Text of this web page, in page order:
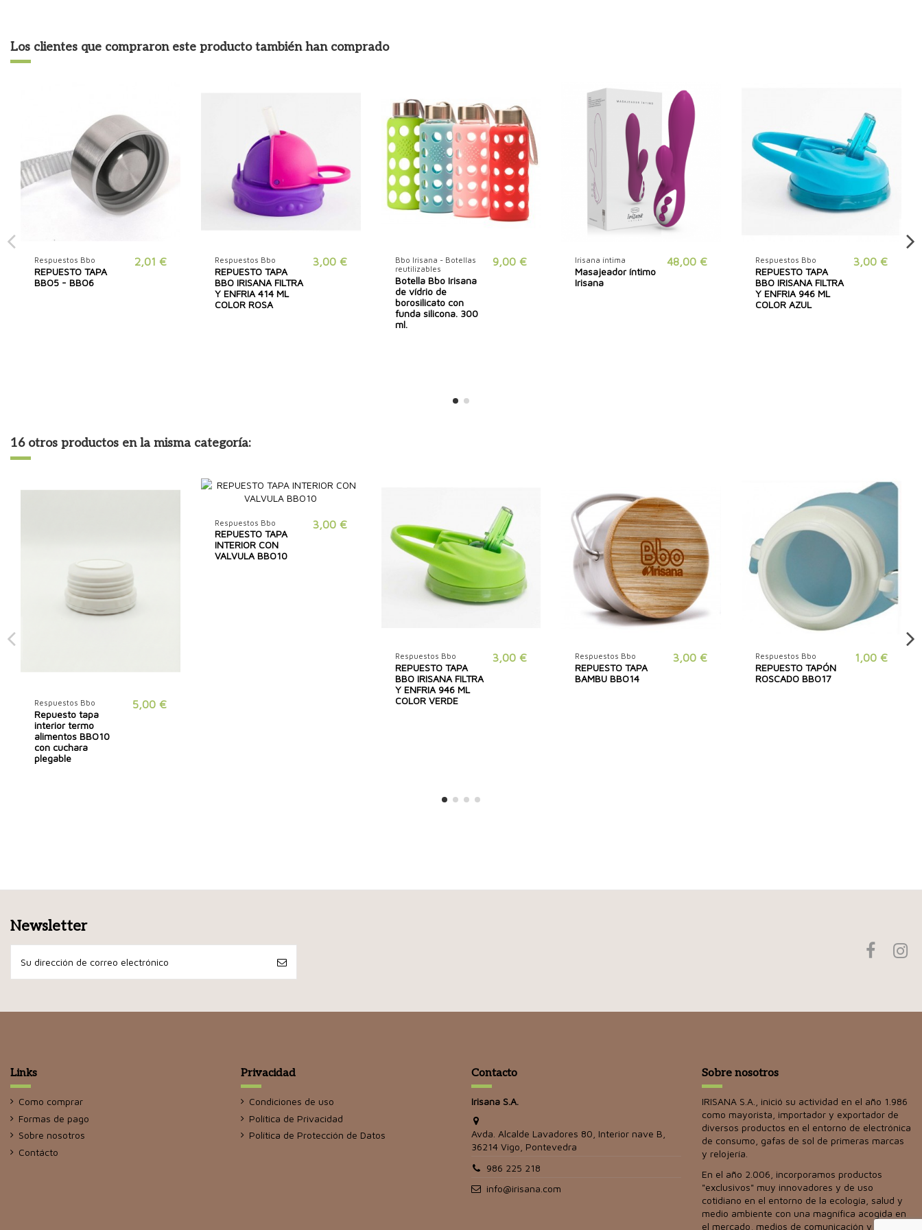
Los clientes que compraron este producto también han comprado
Respuestos Bbo
REPUESTO TAPA
BBO5 - BBO6
2,01 € Respuestos Bbo
REPUESTO TAPA
BBO IRISANA FILTRA
Y ENFRIA 414 ML
COLOR ROSA
3,00 €
Bbo Irisana - Botellas
reutilizables
Botella Bbo Irisana
de vídrio de
borosilicato con
funda silicona. 300
ml.
9,00 € Irisana íntima
Masajeador íntimo
Irisana
48,00 € Respuestos Bbo
REPUESTO TAPA
BBO IRISANA FILTRA
Y ENFRIA 946 ML
COLOR AZUL
3,00 €
16 otros productos en la misma categoría:
Respuestos Bbo
Repuesto tapa
interior termo
alimentos BBO10
con cuchara
plegable
5,00 €
Respuestos Bbo
REPUESTO TAPA
INTERIOR CON
VALVULA BBO10
3,00 €
Respuestos Bbo
REPUESTO TAPA
BBO IRISANA FILTRA
Y ENFRIA 946 ML
COLOR VERDE
3,00 € Respuestos Bbo
REPUESTO TAPA
BAMBU BBO14
3,00 € Respuestos Bbo
REPUESTO TAPÓN
ROSCADO BBO17
1,00 €
Newsletter
Links
Como comprar
Formas de pago
Sobre nosotros
Contácto
Privacidad
Condiciones de uso
Política de Privacidad
Política de Protección de Datos
Contacto
Irisana S.A.
Avda. Alcalde Lavadores 80, Interior nave B,
36214 Vigo, Pontevedra
986 225 218
info@irisana.com
Sobre nosotros
IRISANA S.A., inició su actividad en el año 1.986
como mayorista, importador y exportador de
diversos productos en el entorno de electrónica
de consumo, gafas de sol de primeras marcas
y relojería.
En el año 2.006, incorporamos productos
"exclusivos" muy innovadores y de uso
cotidiano en el entorno de la ecología, salud y
medio ambiente con una magnífica acogida en
el mercado, medios de comunicación y